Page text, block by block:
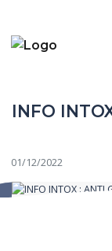
INFO
01/12/2022